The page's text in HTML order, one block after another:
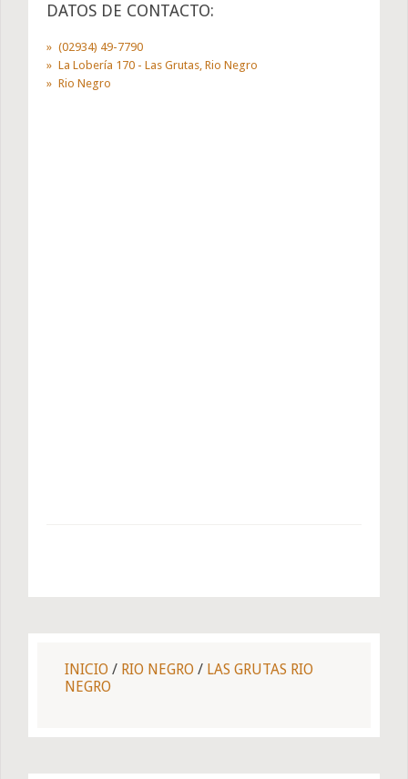
DATOS DE CONTACTO:
(02934) 49-7790
La Lobería 170 - Las Grutas, Rio Negro
Rio Negro
INICIO / RIO NEGRO / LAS GRUTAS RIO
NEGRO